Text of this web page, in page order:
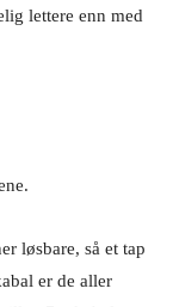
lettere enn med
løsbare, så et tap
er de aller